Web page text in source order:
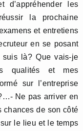
d’appréhender les
la prochaine
et entretiens
en se posant
suis là? Que vais-je
qualités et mes
sur l’entreprise
Ne pas arriver en
chances de son côté
le lieu et le temps